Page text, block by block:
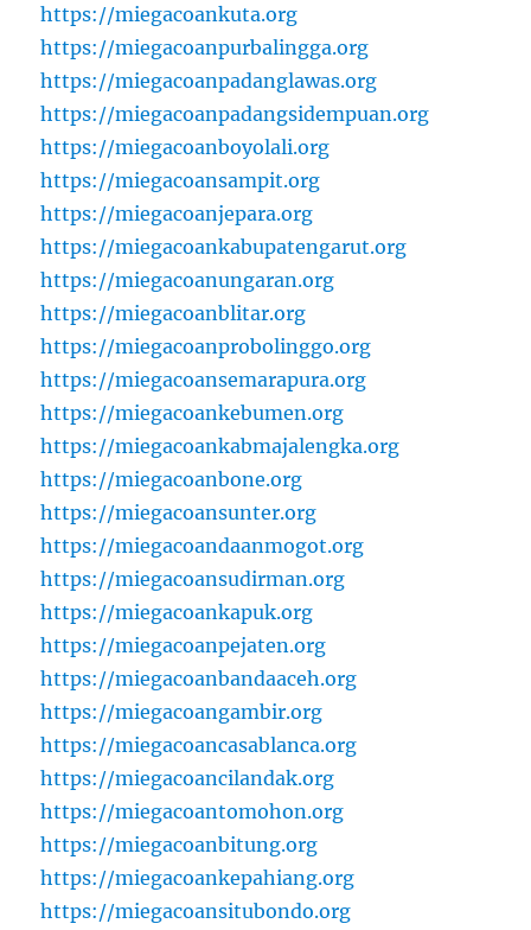
https://miegacoankuta.org
https://miegacoanpurbalingga.org
https://miegacoanpadanglawas.org
https://miegacoanpadangsidempuan.org
https://miegacoanboyolali.org
https://miegacoansampit.org
https://miegacoanjepara.org
https://miegacoankabupatengarut.org
https://miegacoanungaran.org
https://miegacoanblitar.org
https://miegacoanprobolinggo.org
https://miegacoansemarapura.org
https://miegacoankebumen.org
https://miegacoankabmajalengka.org
https://miegacoanbone.org
https://miegacoansunter.org
https://miegacoandaanmogot.org
https://miegacoansudirman.org
https://miegacoankapuk.org
https://miegacoanpejaten.org
https://miegacoanbandaaceh.org
https://miegacoangambir.org
https://miegacoancasablanca.org
https://miegacoancilandak.org
https://miegacoantomohon.org
https://miegacoanbitung.org
https://miegacoankepahiang.org
https://miegacoansitubondo.org